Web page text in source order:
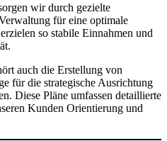
wir durch gezielte
für eine optimale
so stabile Einnahmen und
auch die Erstellung von
für die strategische Ausrichtung
Diese Pläne umfassen detaillierte
Kunden Orientierung und